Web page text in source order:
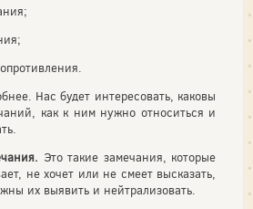
Нас будет интересовать, каковы
как к ним нужно относиться и
Это такие замечания, которые
не хочет или не смеет высказать,
их выявить и нейтрализовать.